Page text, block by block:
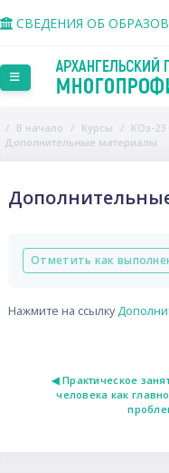
СВЕДЕНИЯ ОБ
Боковая панель
В начало Курсы КОз-
Дополнительные материалы
Отметить как
Нажмите на ссылку
◀︎ Практическое
человека как